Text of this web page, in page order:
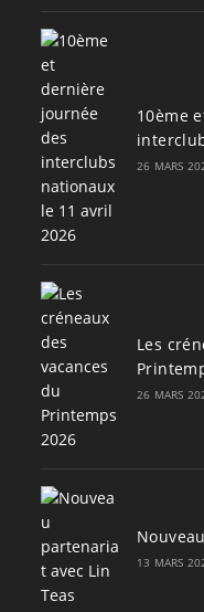
10ème
26 MARS
Les
26 MARS
13 MARS